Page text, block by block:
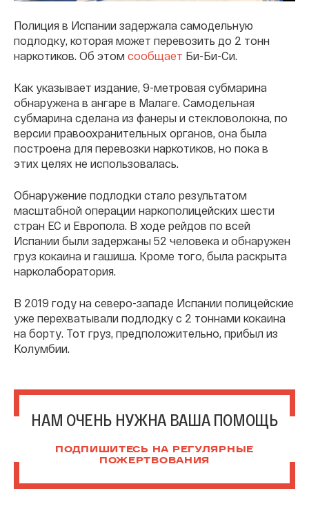
Полиция в Испании задержала самодельную
подлодку, которая может перевозить до 2 тонн
наркотиков. Об этом сообщает Би-Би-Си.
Как указывает издание, 9-метровая субмарина
обнаружена в ангаре в Малаге. Самодельная
субмарина сделана из фанеры и стекловолокна, по
версии правоохранительных органов, она была
построена для перевозки наркотиков, но пока в
этих целях не использовалась.
Обнаружение подлодки стало результатом
масштабной операции наркополицейских шести
стран ЕС и Европола. В ходе рейдов по всей
Испании были задержаны 52 человека и обнаружен
груз кокаина и гашиша. Кроме того, была раскрыта
нарколаборатория.
В 2019 году на северо-западе Испании полицейские
уже перехватывали подлодку с 2 тоннами кокаина
на борту. Тот груз, предположительно, прибыл из
Колумбии.
НАМ ОЧЕНЬ НУЖНА ВАША ПОМОЩЬ
ПОДПИШИТЕСЬ НА РЕГУЛЯРНЫЕ
ПОЖЕРТВОВАНИЯ